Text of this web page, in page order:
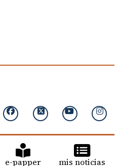
e-papper mis noticias